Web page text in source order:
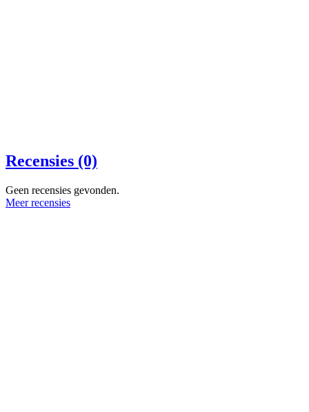
Recensies (0)
Geen recensies gevonden.
Meer recensies